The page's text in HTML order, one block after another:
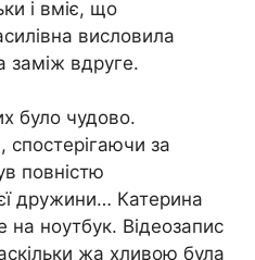
і вміє, що
висловила
заміж вдруге.
було чудово.
за
повністю
дружини… Катерина
на ноутбук. Відеозапис
жа хливою була